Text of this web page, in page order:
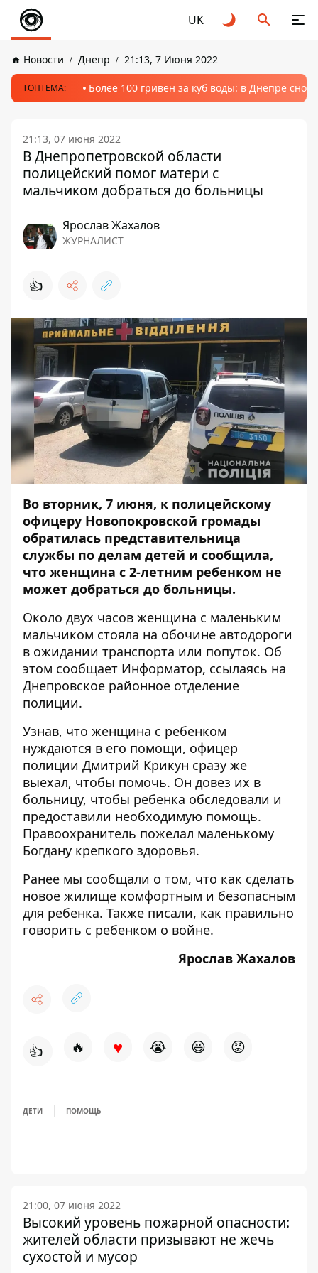
UK
Новости Днепр 21:13, 7 Июня 2022
ТОПТЕМА: Более 100 гривен за куб воды: в Днепре
21:13, 07 июня 2022
В Днепропетровской области
полицейский помог матери с
мальчиком добраться до больницы
Ярослав Жахалов
ЖУРНАЛИСТ
👍
Во вторник, 7 июня, к полицейскому
офицеру Новопокровской громады
обратилась представительница
службы по делам детей и сообщила,
что женщина с 2-летним ребенком не
может добраться до больницы.
Около двух часов женщина с маленьким
мальчиком стояла на обочине автодороги
в ожидании транспорта или попуток. Об
этом сообщает Информатор, ссылаясь на
Днепровское районное отделение
полиции.
Узнав, что женщина с ребенком
нуждаются в его помощи, офицер
полиции Дмитрий Крикун сразу же
выехал, чтобы помочь. Он довез их в
больницу, чтобы ребенка обследовали и
предоставили необходимую помощь.
Правоохранитель пожелал маленькому
Богдану крепкого здоровья.
Ранее мы сообщали о том, что как сделать
новое жилище комфортным и безопасным
для ребенка. Также писали, как правильно
говорить с ребенком о войне.
Ярослав Жахалов
👍 🔥 ♥ 😭 😆 😡
ДЕТИ ПОМОЩЬ
21:00, 07 июня 2022
Высокий уровень пожарной опасности:
жителей области призывают не жечь
сухостой и мусор